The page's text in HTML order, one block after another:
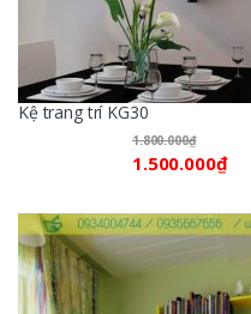
Kệ trang trí KG30
1.800.000₫
1.500.000₫